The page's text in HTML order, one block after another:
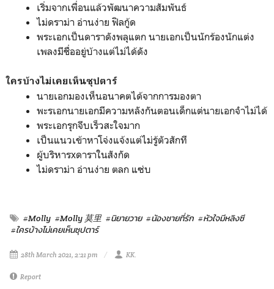
เริ่มจากเพื่อนแล้วพัฒนาความสัมพันธ์
ไม่ดราม่า อ่านง่าย ฟิลกู้ด
พระเอกเป็นดาราดังพลุแตก นายเอกเป็นนักร้องนักแต่ง
เพลงมีชื่ออยู่บ้างแต่ไม่ได้ดัง
ใครบ้างไม่เคยเห็นซุปตาร์
นายเอกมองเห็นอนาคตได้จากการมองตา
พะรเอกนายเอกมีความหลังกันตอนเด็กแต่นายเอกจำไม่ได้
พระเอกรุกจีบเร็วสะใจมาก
เป็นแนวเข้าหาโจ่งแจ้งแต่ไม่รู้ตัวสักที
ผู้บริหารxดาราในสังกัด
ไม่ดราม่า อ่านง่าย ตลก แซ่บ
#Molly #Molly 莫里 #นิยายวาย #นัองชายที่รัก #หัวใจมีหลิงซี
#ใครบ้างไม่เคยเห็นซุปตาร์
28th March 2021, 2:21 pm KK.
Report